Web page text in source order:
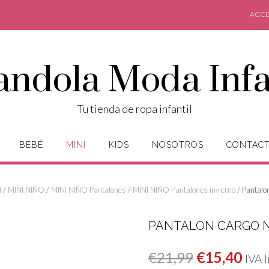
Moda
Tu tienda de ropa infantil
BEBÉ MINI KIDS NOSOTROS
/ MINI NIÑO / MINI NIÑO Pantalones / MINI NIÑO Pantalones invierno/
PANTALON CARGO
€21,99 El
€15,40ElIVA